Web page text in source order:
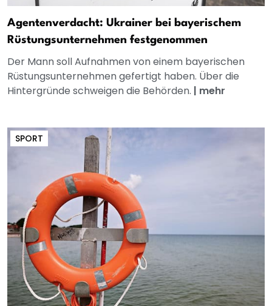
Agentenverdacht: Ukrainer bei bayerischem
Rüstungsunternehmen festgenommen
Der Mann soll Aufnahmen von einem bayerischen
Rüstungsunternehmen gefertigt haben. Über die
Hintergründe schweigen die Behörden. | mehr
SPORT